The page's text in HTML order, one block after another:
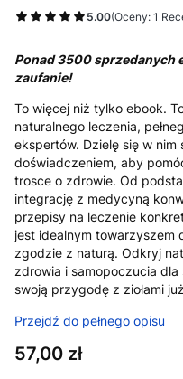
5.00(Oceny: 1
Ponad 3500 sprzedanych
zaufanie!
To więcej niż tylko ebook.
naturalnego leczenia,
ekspertów. Dzielę się w
doświadczeniem, aby
trosce o zdrowie. Od
integrację z medycyną
przepisy na leczenie
jest idealnym
zgodzie z naturą. Odkryj
zdrowia i samopoczucia
swoją przygodę z ziołami
Przejdź do pełnego opisu
Cena
57,00 zł